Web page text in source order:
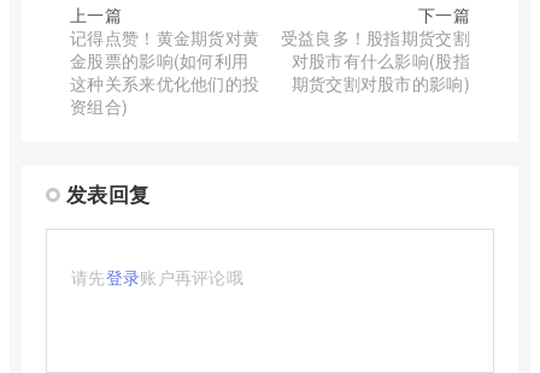
上一篇
记得点赞！黄金期货对黄
金股票的影响(如何利用
这种关系来优化他们的投
资组合)
下一篇
受益良多！股指期货交割
对股市有什么影响(股指
期货交割对股市的影响)
发表回复
请先登录账户再评论哦